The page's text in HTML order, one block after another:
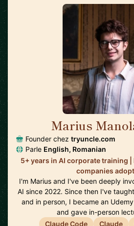
Marius
Founder chez tryuncle.com
Parle English, Romanian
5+ years in AI corporate training
companies
I'm Marius and I've been deeply
AI since 2022. Since then I've
and in person, I became an
and gave in-person
Claude Code
Claude